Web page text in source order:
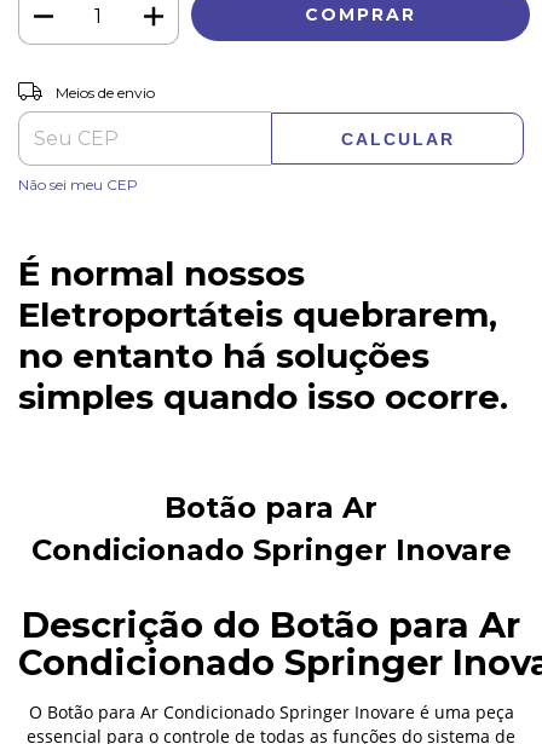
Entregas para o CEP:
Meios de envio
CALCULAR
Não sei meu CEP
É normal nossos
Eletroportáteis quebrarem,
no entanto há soluções
simples quando isso ocorre.
Botão para Ar
Condicionado Springer Inovare
Descrição do Botão para Ar
Condicionado Springer
O Botão para Ar Condicionado SpringerInovare é uma peça
essencial para o controle de todas as funções do sistema de